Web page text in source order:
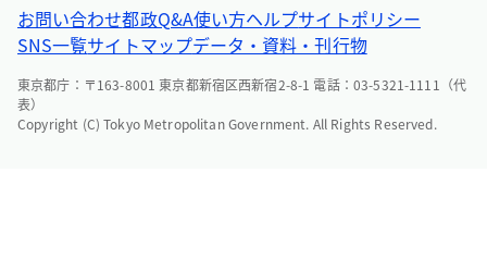
お問い合わせ都政Q&A使い方ヘルプサイトポリシー
SNS一覧サイトマップデータ・資料・刊行物
東京都庁：〒163-8001 東京都新宿区西新宿2-8-1 電話：03-5321-1111（代
表）
Copyright (C) Tokyo Metropolitan Government. All Rights Reserved.